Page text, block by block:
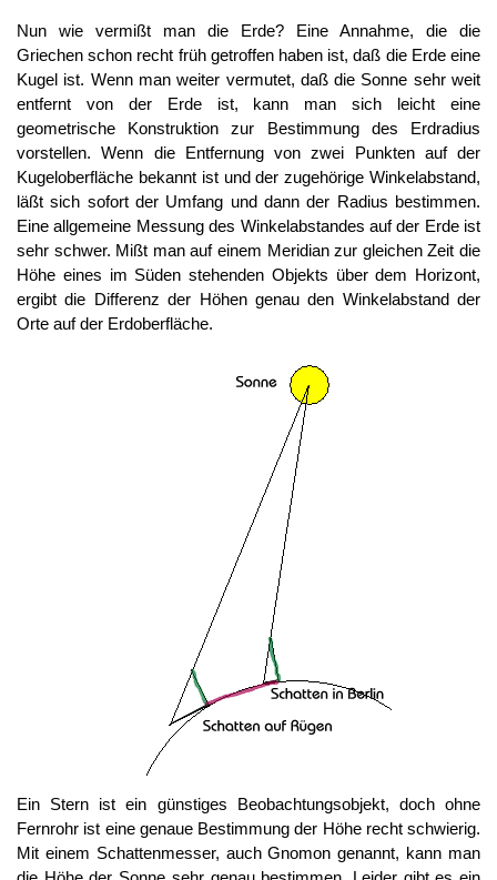
Nun wie vermißt man die Erde? Eine Annahme, die die
Griechen schon recht früh getroffen haben ist, daß die Erde eine
Kugel ist. Wenn man weiter vermutet, daß die Sonne sehr weit
entfernt von der Erde ist, kann man sich leicht eine
geometrische Konstruktion zur Bestimmung des Erdradius
vorstellen. Wenn die Entfernung von zwei Punkten auf der
Kugeloberfläche bekannt ist und der zugehörige Winkelabstand,
läßt sich sofort der Umfang und dann der Radius bestimmen.
Eine allgemeine Messung des Winkelabstandes auf der Erde ist
sehr schwer. Mißt man auf einem Meridian zur gleichen Zeit die
Höhe eines im Süden stehenden Objekts über dem Horizont,
ergibt die Differenz der Höhen genau den Winkelabstand der
Orte auf der Erdoberfläche.
Ein Stern ist ein günstiges Beobachtungsobjekt, doch ohne
Fernrohr ist eine genaue Bestimmung der Höhe recht schwierig.
Mit einem Schattenmesser, auch Gnomon genannt, kann man